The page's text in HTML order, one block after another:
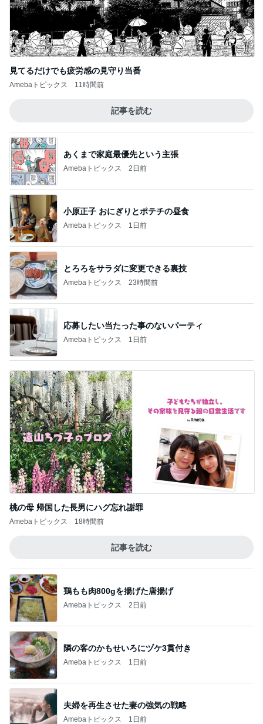
見てるだけでも疲労感の見守り当番
Amebaトピックス 11時間前
記事を読む
あくまで家庭最優先という主張
Amebaトピックス 2日前
小原正子 おにぎりとポテチの昼食
Amebaトピックス 1日前
とろろをサラダに変更できる裏技
Amebaトピックス 23時間前
応募したい当たった事のないパーティ
Amebaトピックス 1日前
桃の母 帰国した長男にハグ忘れ謝罪
Amebaトピックス 18時間前
記事を読む
鶏もも肉800gを揚げた唐揚げ
Amebaトピックス 2日前
隣の客のかもせいろにヅケ3貫付き
Amebaトピックス 1日前
夫婦を再生させた妻の強気の戦略
Amebaトピックス 1日前